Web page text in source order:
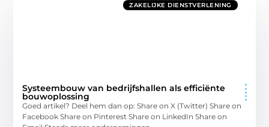
ZAKELIJKE DIENSTVERLENING
Systeembouw van bedrijfshallen als efficiënte
bouwoplossing
Goed artikel? Deel hem dan op: Share on X (Twitter) Share on
Facebook Share on Pinterest Share on LinkedIn Share on